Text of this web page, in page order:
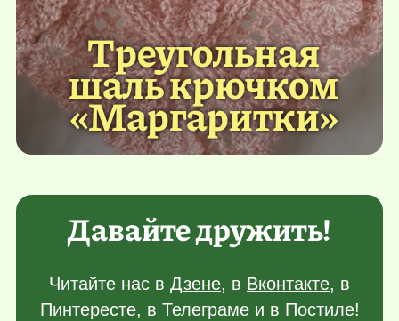
Треугольная
шаль крючком
«Маргаритки»
Давайте дружить!
Читайте нас в Дзене, в Вконтакте, в
Пинтересте, в Телеграмеи в Постиле!